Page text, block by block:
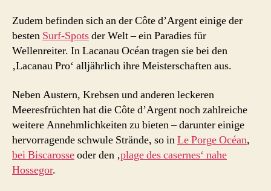
Zudem befinden sich an der Côte d’Argent einige der
besten Surf-Spotsder Welt – ein Paradies für
Wellenreiter. In Lacanau Océan tragen sie bei den
‚Lacanau Pro‘ alljährlich ihre Meisterschaften aus.
Neben Austern, Krebsen und anderen leckeren
Meeresfrüchten hat die Côte d’Argent noch zahlreiche
weitere Annehmlichkeiten zu bieten – darunter einige
hervorragende schwule Strände, so inLe Porge Océan,
bei Biscarosseoder den ‚plage des casernes‘ nahe
Hossegor.